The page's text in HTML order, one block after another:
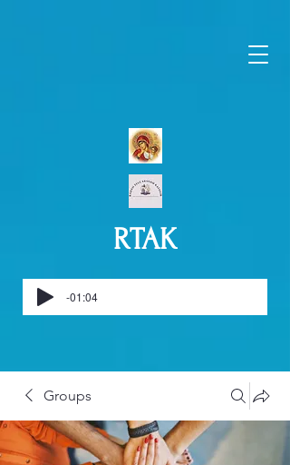
RTAK
-01:04
Groups